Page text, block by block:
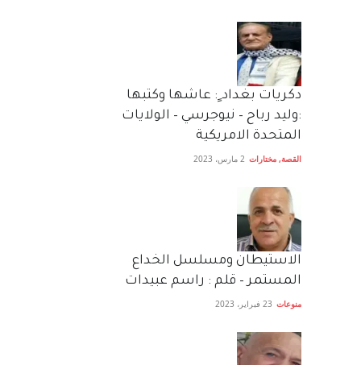
دكريات بغداد ٍ: عاشها وكتبها
:وليد رباح – نيوجرسي – الولايات
المتحدة الامريكية
القصة, مختارات 2 مارس، 2023
الاستيطان ومسلسل الخداع
المستمر – قلم : راسم عبيدات
منوعات 23 فبراير، 2023